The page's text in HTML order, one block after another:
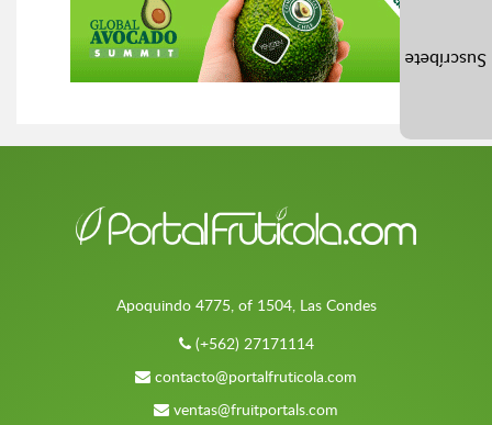
Apoquindo 4775, of 1504, Las Condes
(+562) 27171114
contacto@portalfruticola.com
ventas@fruitportals.com
Suscríbete